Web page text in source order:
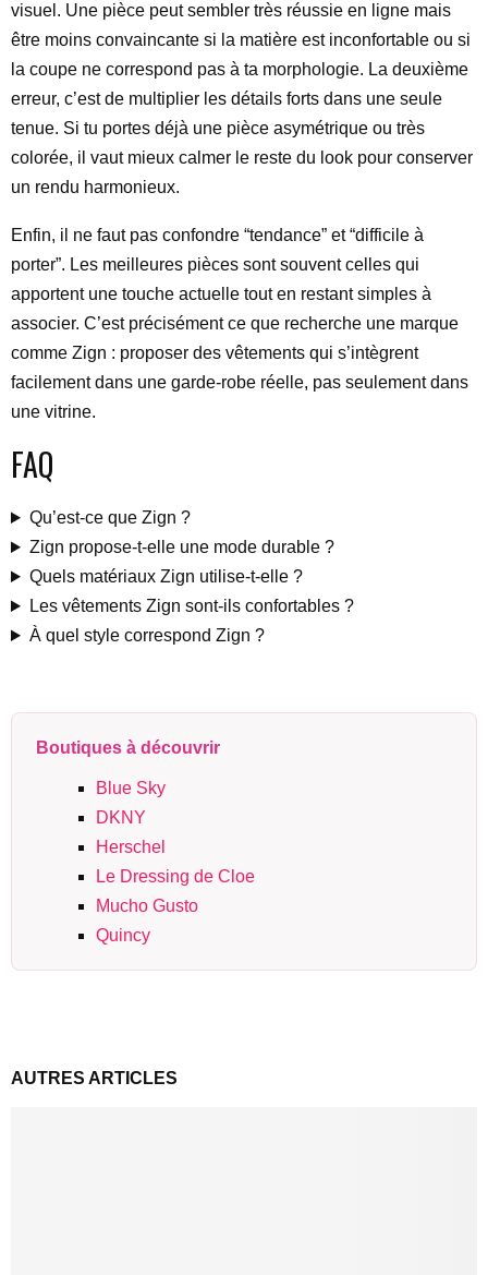
visuel. Une pièce peut sembler très réussie en ligne mais
être moins convaincante si la matière est inconfortable ou si
la coupe ne correspond pas à ta morphologie. La deuxième
erreur, c’est de multiplier les détails forts dans une seule
tenue. Si tu portes déjà une pièce asymétrique ou très
colorée, il vaut mieux calmer le reste du look pour conserver
un rendu harmonieux.
Enfin, il ne faut pas confondre “tendance” et “difficile à
porter”. Les meilleures pièces sont souvent celles qui
apportent une touche actuelle tout en restant simples à
associer. C’est précisément ce que recherche une marque
comme Zign : proposer des vêtements qui s’intègrent
facilement dans une garde-robe réelle, pas seulement dans
une vitrine.
FAQ
Qu’est-ce que Zign ?
Zign propose-t-elle une mode durable ?
Quels matériaux Zign utilise-t-elle ?
Les vêtements Zign sont-ils confortables ?
À quel style correspond Zign ?
Boutiques à découvrir
Blue Sky
DKNY
Herschel
Le Dressing de Cloe
Mucho Gusto
Quincy
AUTRES ARTICLES